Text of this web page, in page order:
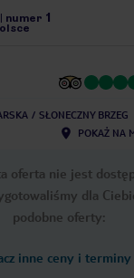
numer 1
SŁONECZNY BRZEG
POKAŻ NA
oferta nie jest
dla
podobne oferty:
inne ceny i terminy